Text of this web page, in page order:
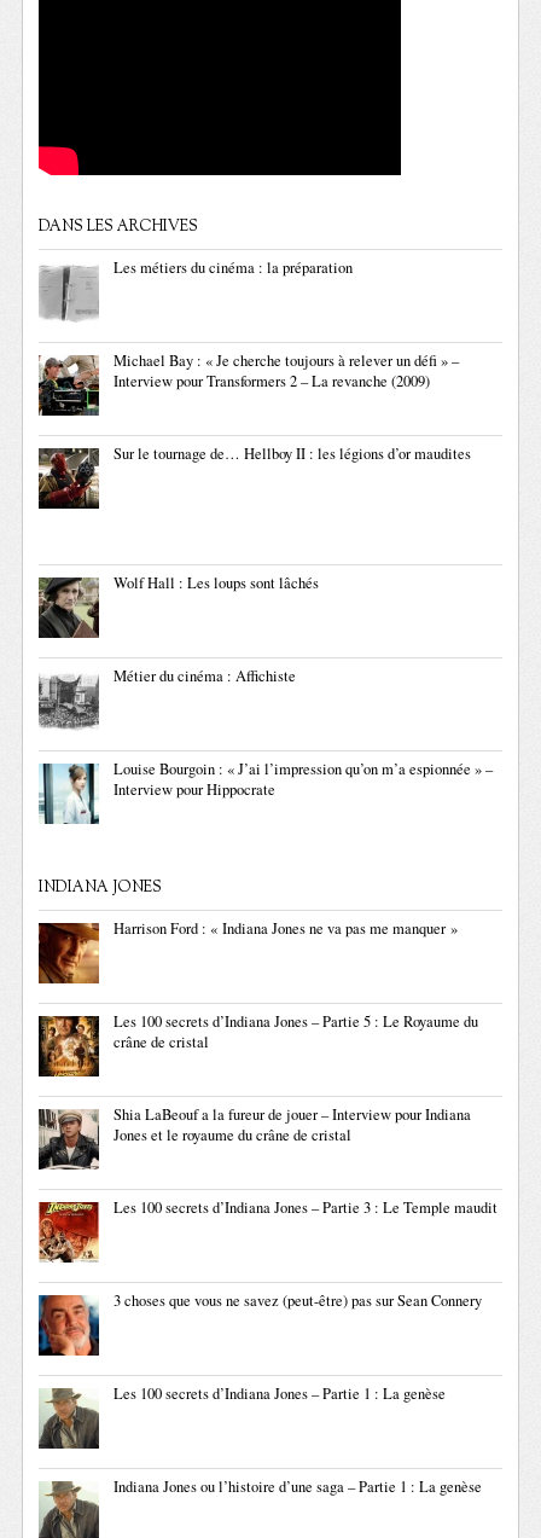
DANS LES ARCHIVES
Les métiers du cinéma : la préparation
Michael Bay : « Je cherche toujours à relever un défi » –
Interview pour Transformers 2 – La revanche (2009)
Sur le tournage de… Hellboy II : les légions d’or maudites
Wolf Hall : Les loups sont lâchés
Métier du cinéma : Affichiste
Louise Bourgoin : « J’ai l’impression qu’on m’a espionnée » –
Interview pour Hippocrate
INDIANA JONES
Harrison Ford : « Indiana Jones ne va pas me manquer »
Les 100 secrets d’Indiana Jones – Partie 5 : Le Royaume du
crâne de cristal
Shia LaBeouf a la fureur de jouer – Interview pour Indiana
Jones et le royaume du crâne de cristal
Les 100 secrets d’Indiana Jones – Partie 3 : Le Temple maudit
3 choses que vous ne savez (peut-être) pas sur Sean Connery
Les 100 secrets d’Indiana Jones – Partie 1 : La genèse
Indiana Jones ou l’histoire d’une saga – Partie 1 : La genèse